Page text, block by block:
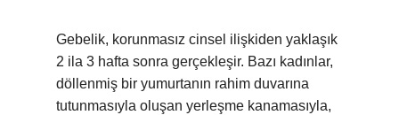
Gebelik, korunmasız cinsel ilişkiden yaklaşık
2 ila 3 hafta sonra gerçekleşir. Bazı kadınlar,
döllenmiş bir yumurtanın rahim duvarına
tutunmasıyla oluşan yerleşme kanamasıyla,